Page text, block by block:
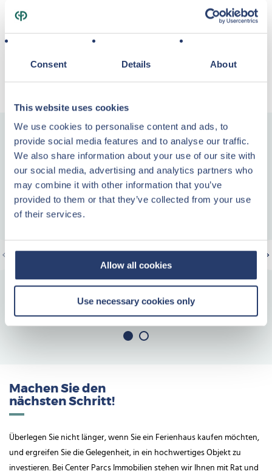
Consent Details About
This website uses cookies
We use cookies to personalise content and ads, to
provide social media features and to analyse our traffic.
We also share information about your use of our site with
our social media, advertising and analytics partners who
may combine it with other information that you’ve
provided to them or that they’ve collected from your use
of their services.
Allow all cookies
Use necessary cookies only
Investition in Ihre Lebensqualität. Zudem ermöglicht Ihnen der Kauf
zu investieren und so von
einem anderen Klima und einer anderen Kultur zu profitieren. Ein
Sicher und sorgenfrei investieren
Sicherheit
der Belegung Ihrer Ferienimmobilie durch Urlaubsgäste. Ihre
Mieteinnahmen werden Ihnen vierteljährlich ausgezahlt.
Machen Sie den
nächsten Schritt!
Überlegen Sie nicht länger, wenn Sie ein Ferienhaus kaufen möchten,
und ergreifen Sie die Gelegenheit, in ein hochwertiges Objekt zu
investieren. Bei Center Parcs Immobilien stehen wir Ihnen mit Rat und